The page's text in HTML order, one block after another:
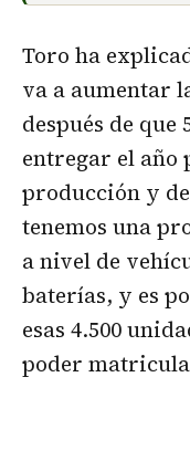
Toro ha
va a aumentar
después de que
entregar el año
producción y
tenemos una
a nivel de
baterías, y es
esas 4.500
poder